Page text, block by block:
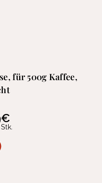
für 500g Kaffee,
€
Stk.